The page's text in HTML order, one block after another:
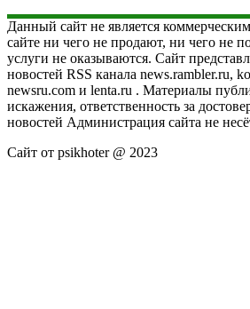
Данный сайт не является
сайте ни чего не продают, ни чего не
услуги не оказываются. Сайт
новостей RSS канала news.rambler.ru,
newsru.com и lenta.ru . Материалы
искажения, ответственность за
новостей Администрация сайта не
Сайт от psikhoter @ 2023